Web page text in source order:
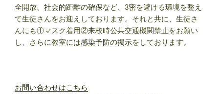
全開放、 社会的距離の確保など、3密を避ける環境を整え
て生徒さんをお迎えしております。それと共に、生徒さ
んにも①マスク着用②来校時公共交通機関禁止をお願い
し、さらに教室には感染予防の掲示をしております。
お問い合わせはこちら